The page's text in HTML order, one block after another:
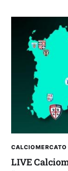
CALCIOMERCATO
LIVE